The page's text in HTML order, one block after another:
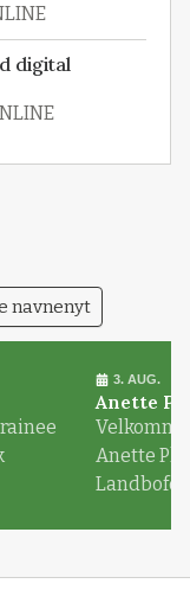
digital
navnenyt
3. AUG.
Anette
Anette